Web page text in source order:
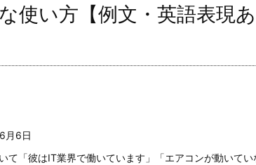
使い方【例文・英語表現あ
月6日
て「彼はIT業界で働いています」「エアコンが動いて